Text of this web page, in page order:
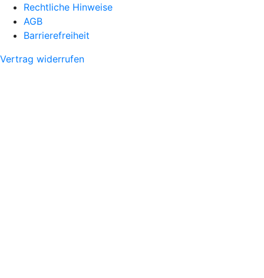
Rechtliche Hinweise
AGB
Barrierefreiheit
Vertrag widerrufen